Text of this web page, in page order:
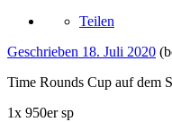
Teilen
Geschrieben 18. Juli 2020
Time Rounds Cup auf dem
1x 950er sp